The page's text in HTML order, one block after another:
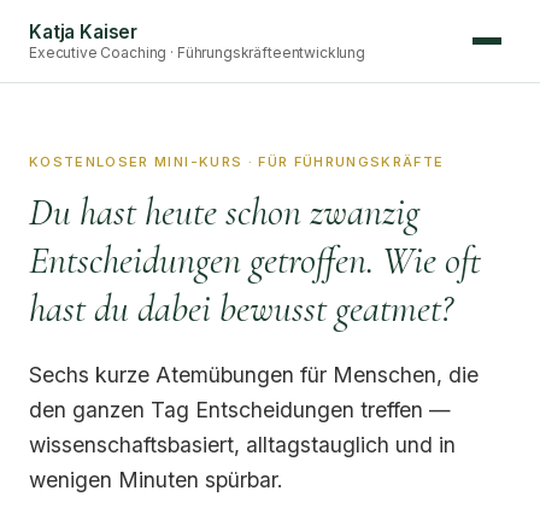
Katja Kaiser
Executive Coaching · Führungskräfteentwicklung
KOSTENLOSER MINI-KURS · FÜR FÜHRUNGSKRÄFTE
Du hast heute schon zwanzig
Entscheidungen getroffen. Wie oft
hast du dabei bewusst geatmet?
Sechs kurze Atemübungen für Menschen, die
den ganzen Tag Entscheidungen treffen —
wissenschaftsbasiert, alltagstauglich und in
wenigen Minuten spürbar.